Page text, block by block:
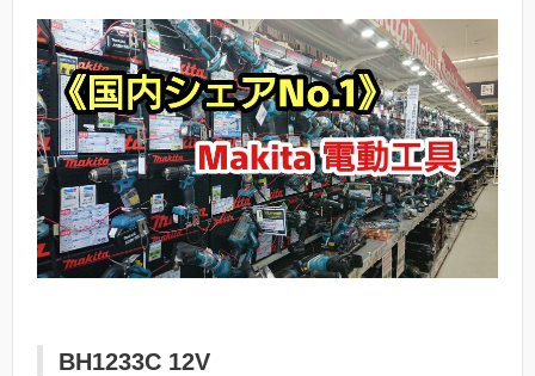
BH1233C 12V